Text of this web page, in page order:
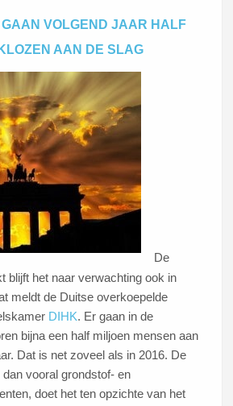
GAAN VOLGEND JAAR HALF
AAN DE SLAG
De
blijft het naar verwachting ook in
meldt de Duitse overkoepelde
DIHK. Er gaan in de
bijna een half miljoen mensen aan
Dat is net zoveel als in 2016. De
vooral grondstof- en
doet het ten opzichte van het